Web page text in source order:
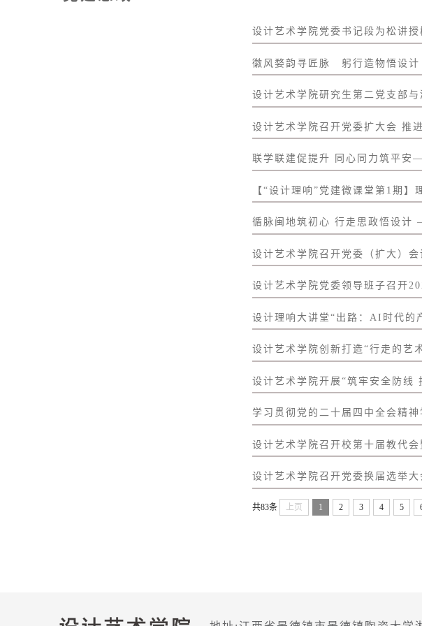
设计艺术学院党委书记段为松讲
徽风婺韵寻匠脉 躬行造物悟设
设计艺术学院研究生第二党支部
设计艺术学院召开党委扩大会 推
联学联建促提升 同心同力筑平
【“设计理响”党建微课堂第1期】
循脉闽地筑初心 行走思政悟设
设计艺术学院召开党委（扩大）
设计艺术学院党委领导班子召开
设计理响大讲堂“出路：AI时代的
设计艺术学院创新打造“行走的艺
设计艺术学院开展“筑牢安全防线
学习贯彻党的二十届四中全会精
设计艺术学院召开校第十届教代
设计艺术学院召开党委换届选举大
共83条 上页 1 2 3 4 5